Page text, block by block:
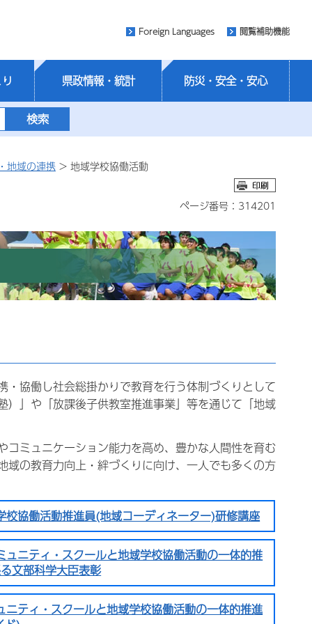
Foreign Languages 閲覧補助機能
県政情報・統計 防災・安全・安心
地域の連携 > 地域学校協働活動
ページ番号：314201
協働し社会総掛かりで教育を行う体制づくりとして
」や「放課後子供教室推進事業」等を通じて「地域
ミュニケーション能力を高め、豊かな人間性を育む
の教育力向上・絆づくりに向け、一人でも多くの方
校協働活動推進員(地域コーディネーター)研修講座
ュニティ・スクールと地域学校協働活動の一体的推
文部科学大臣表彰
ニティ・スクールと地域学校協働活動の一体的推進